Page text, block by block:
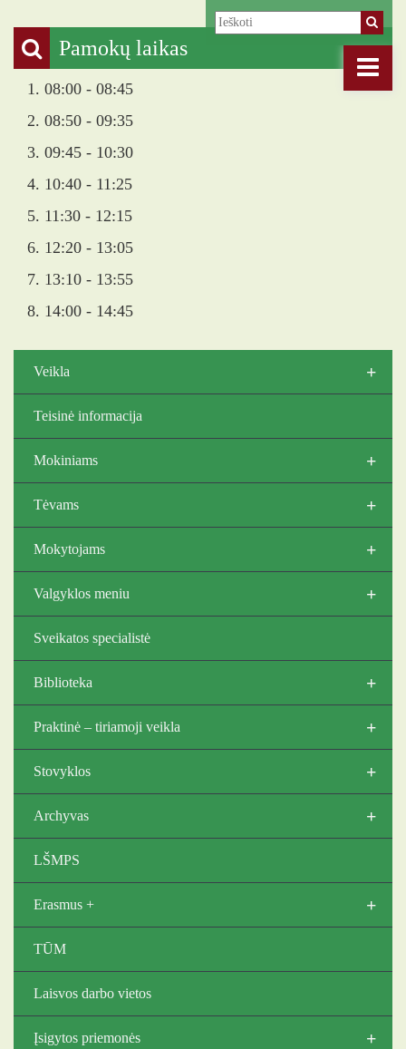
Pamokų laikas
1. 08:00 - 08:45
2. 08:50 - 09:35
3. 09:45 - 10:30
4. 10:40 - 11:25
5. 11:30 - 12:15
6. 12:20 - 13:05
7. 13:10 - 13:55
8. 14:00 - 14:45
+
Veikla
Teisinė informacija
+
Mokiniams
+
Tėvams
+
Mokytojams
+
Valgyklos meniu
Sveikatos specialistė
+
Biblioteka
+
Praktinė – tiriamoji veikla
+
Stovyklos
+
Archyvas
LŠMPS
+
Erasmus +
TŪM
Laisvos darbo vietos
+
Įsigytos priemonės